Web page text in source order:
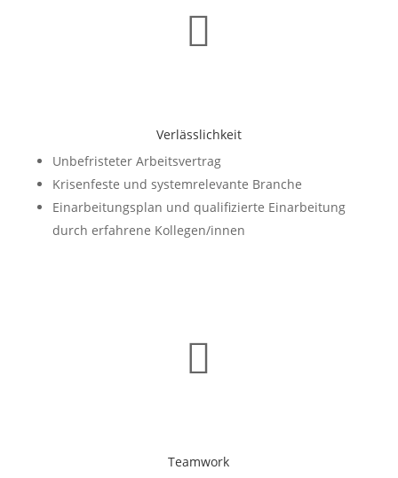

Verlässlichkeit
Unbefristeter Arbeitsvertrag
Krisenfeste und systemrelevante Branche
Einarbeitungsplan und qualifizierte Einarbeitung
durch erfahrene Kollegen/innen

Teamwork